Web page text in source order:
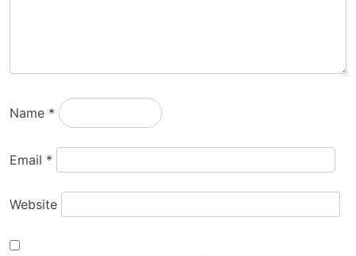
Name *
Email *
Website